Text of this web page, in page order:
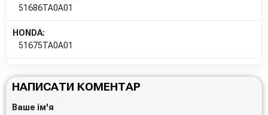
51686TA0A01
HONDA:
51675TA0A01
НАПИСАТИ КОМЕНТАР
Ваше ім'я